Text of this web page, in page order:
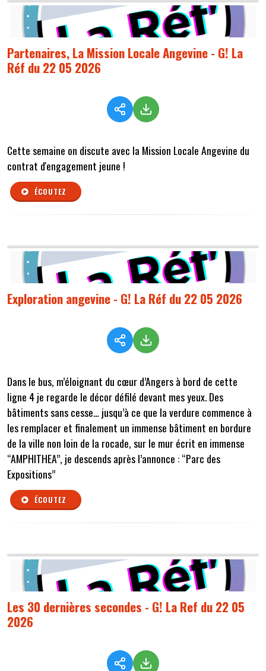
Partenaires, La Mission Locale Angevine - G! La
Réf du 22 05 2026
Cette semaine on discute avec la Mission Locale Angevine du
contrat d'engagement jeune !
ÉCOUTEZ
Exploration angevine - G! La Réf du 22 05 2026
Dans le bus, m’éloignant du cœur d’Angers à bord de cette
ligne 4 je regarde le décor défilé devant mes yeux. Des
bâtiments sans cesse… jusqu’à ce que la verdure commence à
les remplacer et finalement un immense bâtiment en bordure
de la ville non loin de la rocade, sur le mur écrit en immense
“AMPHITHEA”, je descends après l’annonce : “Parc des
Expositions”
ÉCOUTEZ
Les 30 dernières secondes - G! La Ref du 22 05
2026